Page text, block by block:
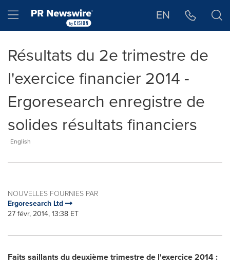
Hamburger menu EN
Résultats du 2e trimestre de
l'exercice financier 2014 -
Ergoresearch enregistre de
solides résultats financiers
English
NOUVELLES FOURNIES PAR
Ergoresearch Ltd
27 févr, 2014, 13:38 ET
Faits saillants du deuxième trimestre de l'exercice 2014 :